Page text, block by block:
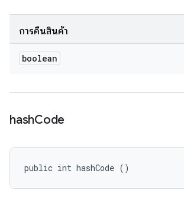
การคืนสินค้า
boolean
hashCode
public int hashCode ()